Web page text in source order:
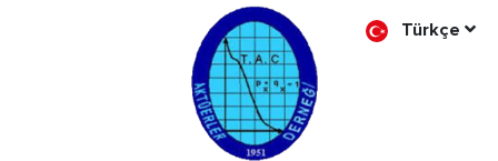
Türkçe